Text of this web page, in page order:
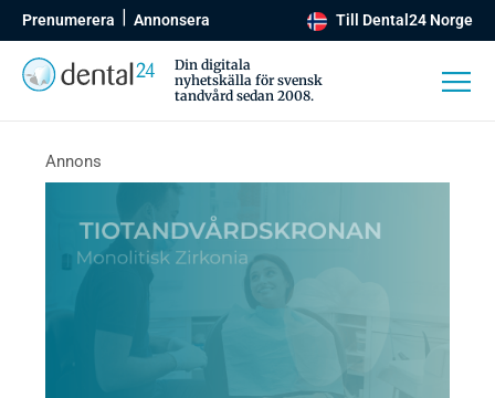
Prenumerera Annonsera Till Dental24 Norge
Din digitala
nyhetskälla för svensk
tandvård sedan 2008.